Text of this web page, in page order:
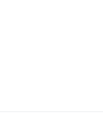
in de handleiding: de
maar
voordat je de deken
bij dit type product?